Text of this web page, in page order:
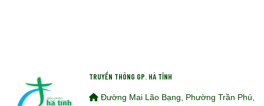
TRUYỀN THÔNG GP. HÀ TĨNH
Đường Mai Lão Bạng, Phường Trần Phú,